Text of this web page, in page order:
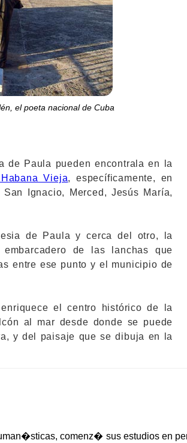
el poeta nacional de Cuba
de Paula pueden encontrala en la
Vieja, específicamente, en
Ignacio, Merced, Jesús María,
de Paula y cerca del otro, la
de las lanchas que
entre ese punto y el municipio de
el centro histórico de la
al mar desde donde se puede
y del paisaje que se dibuja en la
comenz� sus estudios en